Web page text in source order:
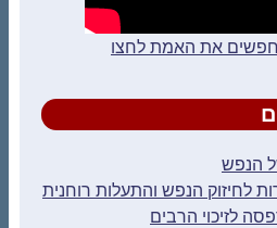
את האמת לחצו
הנפש
לחיזוק הנפש והתעלות רוחנית
לזיכוי הרבים